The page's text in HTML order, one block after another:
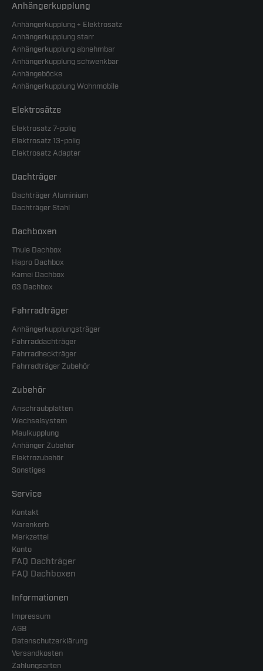
Anhängerkupplung
Anhängerkupplung + Elektrosatz
Anhängerkupplung starr
Anhängerkupplung abnehmbar
Anhängerkupplung schwenkbar
Anhängeböcke
Anhängerkupplung Wohnmobile
Elektrosätze
Elektrosatz 7-polig
Elektrosatz 13-polig
Elektrosatz Adapter
Dachträger
Dachträger Aluminium
Dachträger Stahl
Dachboxen
Thule Dachbox
Hapro Dachbox
Kamei Dachbox
G3 Dachbox
Fahrradträger
Anhängerkupplungsträger
Fahrraddachträger
Fahrradheckträger
Fahrradträger Zubehör
Zubehör
Anschraubplatten
Wechselsystem
Maulkupplung
Anhänger Zubehör
Elektrozubehör
Sonstiges
Service
Kontakt
Warenkorb
Merkzettel
Konto
FAQ Dachträger
FAQ Dachboxen
Informationen
Impressum
AGB
Datenschutzerklärung
Versandkosten
Zahlungsarten